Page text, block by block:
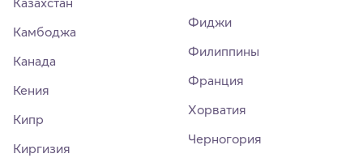
Камбоджа
Канада
Кения
Кипр
Киргизия
Фиджи
Филиппины
Франция
Хорватия
Черногория